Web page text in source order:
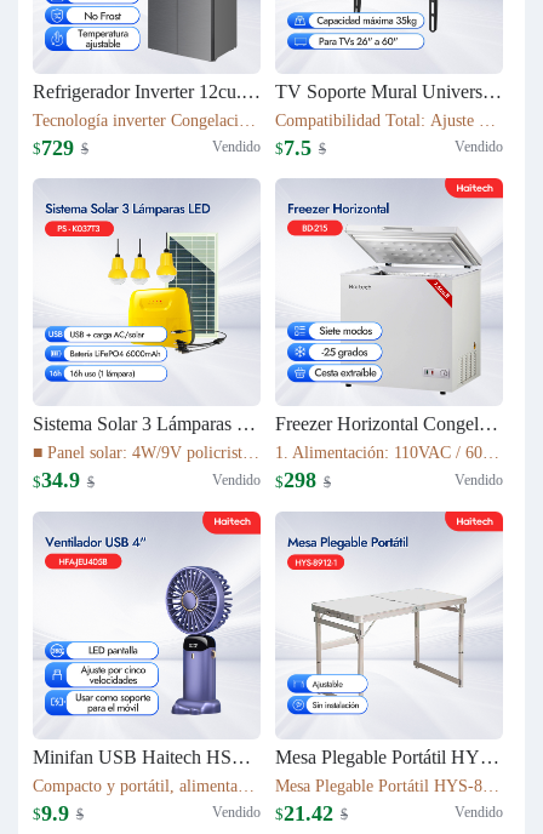
Refrigerador Inverter 12cu.ft (337L) 4 puertas HRF-AM48
Tecnología inverter Congelación: 112L Refrigeración: 225L Dimensión: W79.5*D63*H180(cm) Peso neto/bruto: 79KG / 87KG
$729 $ Vendido
TV Soporte Mural Universal 26"-60" | 35kg Capacidad | T50S
Compatibilidad Total: Ajuste perfecto para TVs 26" a 60" Robustez Industrial: Capacidad máxima 35kg con chasis de acero 1.1mm
$7.5 $ Vendido
Sistema Solar 3 Lámparas LED PS-K037T3
■ Panel solar: 4W/9V policristalino con cable de 5 m ■ Batería: 16Wh LiFePO4 (3.2V/6000mAh) ■ Fuente de luz: 3 bombillas LED de 1W ■ Cable de luz: cable de 5 m con interruptor de encendido/apagado ■ Tiempo de carga: 5–6 h bajo luz solar suficiente
$34.9 $ Vendido
Freezer Horizontal Congelador Nevera 7.6cu.ft (215L) BD-215C
1. Alimentación: 110VAC / 60Hz 2. Refrigerante: R600a 3. Color: Blanco Nieve 4. Condensador: Externo 5. Dimensiones: 895x590x850mm 6. Incluye Cesta Esmaltada
$298 $ Vendido
Minifan USB Haitech HSF-N15
Compacto y portátil, alimentación por USB. Rotación de 360° para ajustar la dirección del viento. Pantalla LED que muestra la velocidad. 5 niveles de velocidad ajustables. También funciona como soporte para móvil. 5 colores disponibles según inventario.
$9.9 $ Vendido
Mesa Plegable Portátil HYS-8912-1
Mesa Plegable Portátil HYS-8912-1 80*40*75cm & 4900g Ajustable Sin instalación
$21.42 $ Vendido